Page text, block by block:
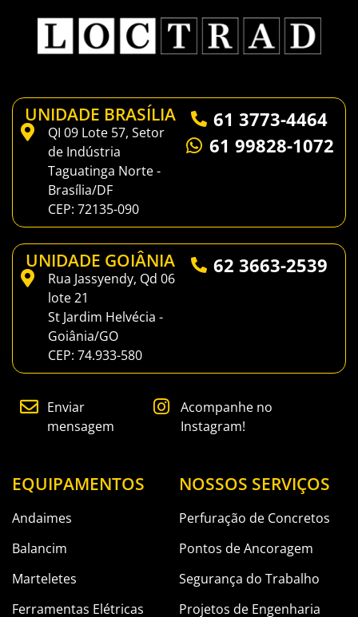
UNIDADE BRASÍLIA
QI 09 Lote 57, Setor
de Indústria
Taguatinga Norte -
Brasília/DF
CEP: 72135-090
61 3773-4464
61 99828-1072
UNIDADE GOIÂNIA
Rua Jassyendy, Qd 06
lote 21
St Jardim Helvécia -
Goiânia/GO
CEP: 74.933-580
62 3663-2539
Enviar
mensagem
Acompanhe no
Instagram!
EQUIPAMENTOS
Andaimes
Balancim
Marteletes
Ferramentas Elétricas
NOSSOS SERVIÇOS
Perfuração de Concretos
Pontos de Ancoragem
Segurança do Trabalho
Projetos de Engenharia